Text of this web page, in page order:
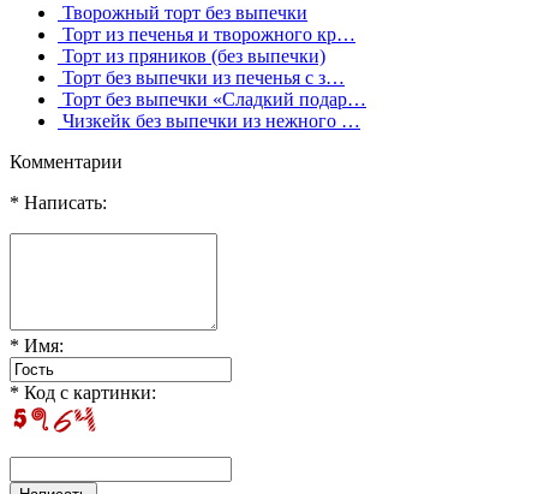
Творожный торт без выпечки
Торт из печенья и творожного кр…
Торт из пряников (без выпечки)
Торт без выпечки из печенья с з…
Торт без выпечки «Сладкий подар…
Чизкейк без выпечки из нежного …
Комментарии
* Написать:
* Имя:
* Код с картинки: